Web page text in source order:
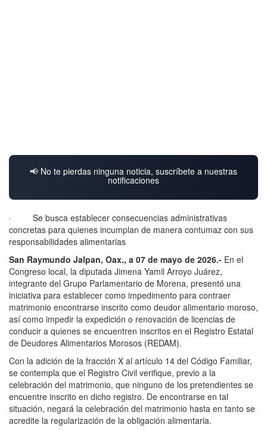
📢 No te pierdas ninguna noticia, suscríbete a nuestras
notificaciones
· Se busca establecer consecuencias administrativas
concretas para quienes incumplan de manera contumaz con sus
responsabilidades alimentarias
San Raymundo Jalpan, Oax., a 07 de mayo de 2026.- En el
Congreso local, la diputada Jimena Yamil Arroyo Juárez,
integrante del Grupo Parlamentario de Morena, presentó una
iniciativa para establecer como impedimento para contraer
matrimonio encontrarse inscrito como deudor alimentario moroso,
así como impedir la expedición o renovación de licencias de
conducir a quienes se encuentren inscritos en el Registro Estatal
de Deudores Alimentarios Morosos (REDAM).
Con la adición de la fracción X al artículo 14 del Código Familiar,
se contempla que el Registro Civil verifique, previo a la
celebración del matrimonio, que ninguno de los pretendientes se
encuentre inscrito en dicho registro. De encontrarse en tal
situación, negará la celebración del matrimonio hasta en tanto se
acredite la regularización de la obligación alimentaria.